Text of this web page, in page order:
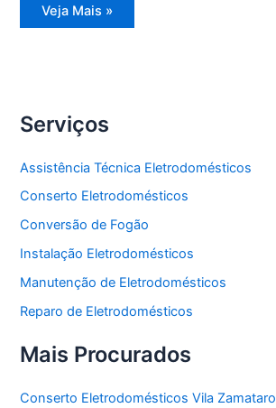
Assistência
Técnica
Veja Mais »
Serviços
Assistência Técnica Eletrodomésticos
Conserto Eletrodomésticos
Conversão de Fogão
Instalação Eletrodomésticos
Manutenção de Eletrodomésticos
Reparo de Eletrodomésticos
Mais Procurados
Conserto Eletrodomésticos Vila Zamataro